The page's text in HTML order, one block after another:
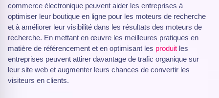
commerce électronique peuvent aider les entreprises à
optimiser leur boutique en ligne pour les moteurs de recherche
et à améliorer leur visibilité dans les résultats des moteurs de
recherche. En mettant en œuvre les meilleures pratiques en
matière de référencement et en optimisant les produit les
entreprises peuvent attirer davantage de trafic organique sur
leur site web et augmenter leurs chances de convertir les
visiteurs en clients.